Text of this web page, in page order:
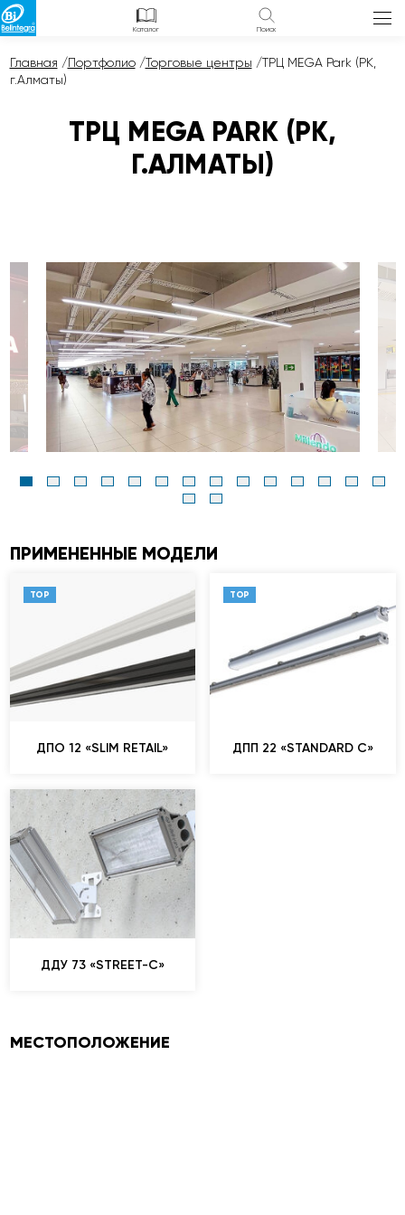
Каталог Поиск
Главная /Портфолио/Торговые центры /ТРЦ MEGA Park (РК,
г.Алматы)
ТРЦ MEGA PARK (РК,
Г.АЛМАТЫ)
ПРИМЕНЕННЫЕ МОДЕЛИ
TOP
ДПО 12 «SLIM RETAIL»
TOP
ДПП 22 «STANDARD C»
ДДУ 73 «STREET-C»
МЕСТОПОЛОЖЕНИЕ